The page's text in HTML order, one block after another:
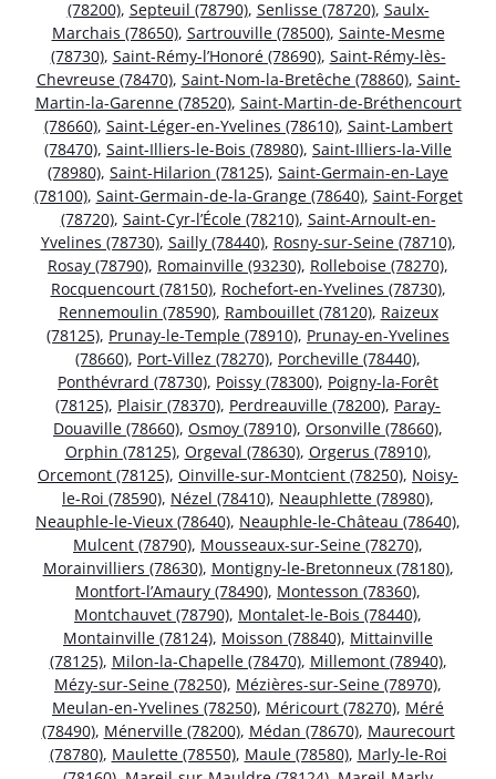
(78200), Septeuil (78790), Senlisse (78720), Saulx-
Marchais (78650), Sartrouville (78500), Sainte-Mesme
(78730), Saint-Rémy-l’Honoré (78690), Saint-Rémy-lès-
Chevreuse (78470), Saint-Nom-la-Bretêche (78860), Saint-
Martin-la-Garenne (78520), Saint-Martin-de-Bréthencourt
(78660), Saint-Léger-en-Yvelines (78610), Saint-Lambert
(78470), Saint-Illiers-le-Bois (78980), Saint-Illiers-la-Ville
(78980), Saint-Hilarion (78125), Saint-Germain-en-Laye
(78100), Saint-Germain-de-la-Grange (78640), Saint-Forget
(78720), Saint-Cyr-l’École (78210), Saint-Arnoult-en-
Yvelines (78730), Sailly (78440), Rosny-sur-Seine (78710),
Rosay (78790), Romainville (93230), Rolleboise (78270),
Rocquencourt (78150), Rochefort-en-Yvelines (78730),
Rennemoulin (78590), Rambouillet (78120), Raizeux
(78125), Prunay-le-Temple (78910), Prunay-en-Yvelines
(78660), Port-Villez (78270), Porcheville (78440),
Ponthévrard (78730), Poissy (78300), Poigny-la-Forêt
(78125), Plaisir (78370), Perdreauville (78200), Paray-
Douaville (78660), Osmoy (78910), Orsonville (78660),
Orphin (78125), Orgeval (78630), Orgerus (78910),
Orcemont (78125), Oinville-sur-Montcient (78250), Noisy-
le-Roi (78590), Nézel (78410), Neauphlette (78980),
Neauphle-le-Vieux (78640), Neauphle-le-Château (78640),
Mulcent (78790), Mousseaux-sur-Seine (78270),
Morainvilliers (78630), Montigny-le-Bretonneux (78180),
Montfort-l’Amaury (78490), Montesson (78360),
Montchauvet (78790), Montalet-le-Bois (78440),
Montainville (78124), Moisson (78840), Mittainville
(78125), Milon-la-Chapelle (78470), Millemont (78940),
Mézy-sur-Seine (78250), Mézières-sur-Seine (78970),
Meulan-en-Yvelines (78250), Méricourt (78270), Méré
(78490), Ménerville (78200), Médan (78670), Maurecourt
(78780), Maulette (78550), Maule (78580), Marly-le-Roi